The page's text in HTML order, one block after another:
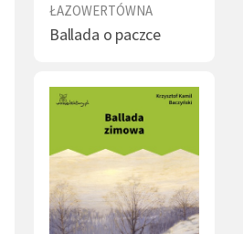
Umschlagplatz. Samopomoc
jej wsparcie w ucieczce,
Treblince, gdzie została
śmierci nie jest znana.
ŁAZOWERTÓWNA
Ballada o paczce